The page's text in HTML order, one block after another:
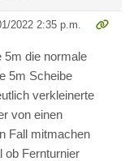
2022 2:35 p.m.
5m die normale
5m Scheibe
verkleinerte
von einen
Fall mitmachen
ob Fernturnier